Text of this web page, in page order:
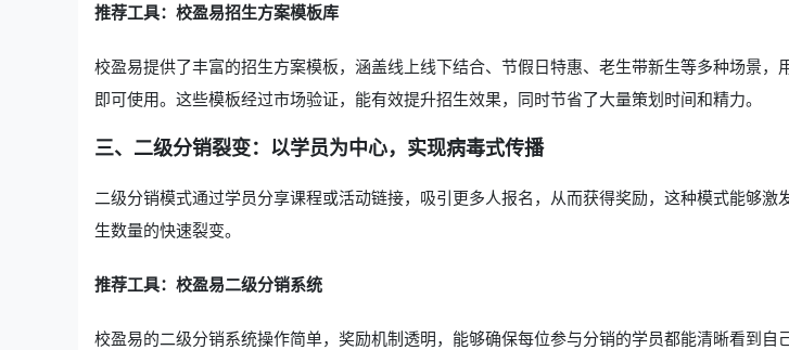
推荐工具：校盈易招生方案模板库
校盈易提供了丰富的招生方案模板，涵盖线上线下结合、节假日特惠、老生带新生等多种场景，
即可使用。这些模板经过市场验证，能有效提升招生效果，同时节省了大量策划时间和精力。
三、二级分销裂变：以学员为中心，实现病毒式传播
二级分销模式通过学员分享课程或活动链接，吸引更多人报名，从而获得奖励，这种模式能够激
生数量的快速裂变。
推荐工具：校盈易二级分销系统
校盈易的二级分销系统操作简单，奖励机制透明，能够确保每位参与分销的学员都能清晰看到自